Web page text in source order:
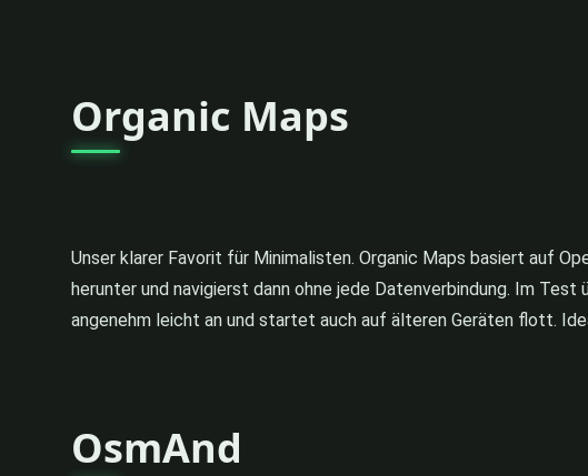
Organic Maps
Unser klarer Favorit für Minimalisten. Organic Maps basiert auf
herunter und navigierst dann ohne jede Datenverbindung. Im
angenehm leicht an und startet auch auf älteren Geräten flott.
OsmAnd